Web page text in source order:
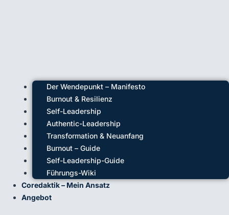
Der Wendepunkt – Manifesto
Burnout & Resilienz
Self-Leadership
Authentic-Leadership
Transformation & Neuanfang
Burnout – Guide
Self-Leadership-Guide
Führungs-Wiki
Coredaktik – Mein Ansatz
Angebot